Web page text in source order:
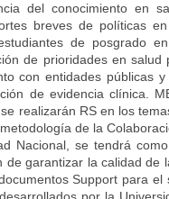
del conocimiento en
breves de políticas
de posgrado
de prioridades en salud
con entidades públicas y
de evidencia clínica.
realizarán RS en los
de la
Nacional, se tendrá
garantizar la calidad de
Support para el